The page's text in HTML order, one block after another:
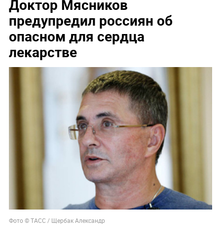
Доктор Мясников
предупредил россиян об
опасном для сердца
лекарстве
Фото © ТАСС / Щербак Александр